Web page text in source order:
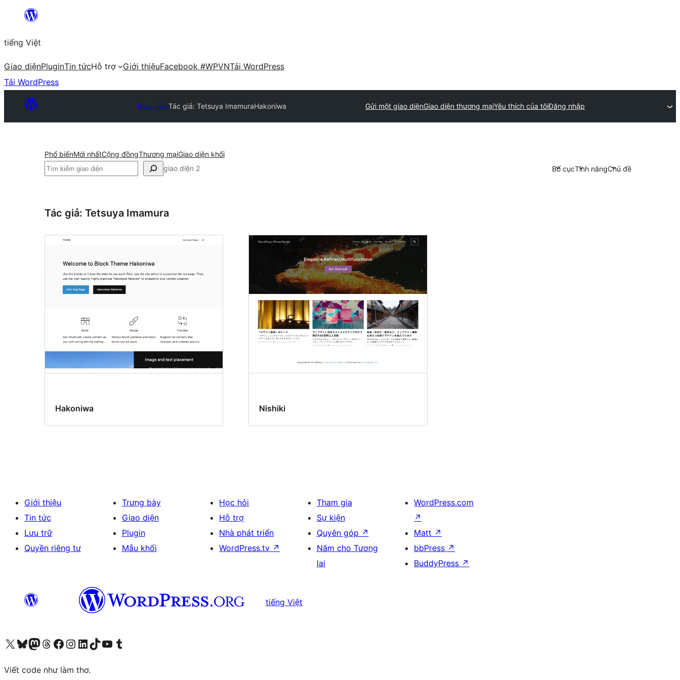
Chuyển
phần
nội
dung
tiếng Việt
Giao diệnPluginTin tứcHỗ trợ Giới thiệuFacebook #WPVNTải WordPress
Tải WordPress
Giao diệnTác giả: Tetsuya ImamuraHakoniwa Gửi một giao diệnGiao diện thương mạiYêu thích của tôiĐăng nhập
Phổ biếnMới nhấtCộng đồngThương mạiGiao diện khối
Tìm
giao diện 2 Bố cụcTính năngChủ đề
Tác giả: Tetsuya Imamura
Hakoniwa Nishiki
Giới thiệu
Tin tức
Lưu trữ
Quyền riêng tư
Trưng bày
Giao diện
Plugin
Mẫu khối
Học hỏi
Hỗ trợ
Nhà phát triển
WordPress.tv ↗
Tham gia
Sự kiện
Quyên góp ↗
Năm cho Tương
lai
WordPress.com
↗
Matt ↗
bbPress ↗
BuddyPress ↗
tiếng Việt
Truy cập tài khoản X (trước đây là Twitter) của chúng tôiVisit our Bluesky account
Visit our Mastodon account
Visit our Threads account
Xem trang Facebook của chúng tôiTruy cập tài khoản Instagram của chúng tôiTruy cập tài khoản LinkedIn của chúng tôiVisit our TikTok account
Truy cập kênh YouTube của chúng tôi Visit our Tumblr account
Viết code như làm thơ.